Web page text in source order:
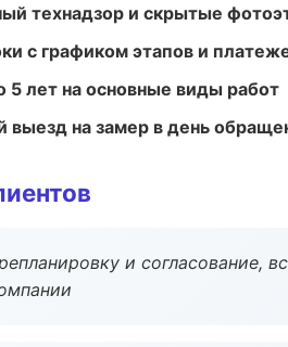
технадзор и скрытые
с графиком этапов и
5 лет на основные виды работ
выезд на замер в день
и согласование,